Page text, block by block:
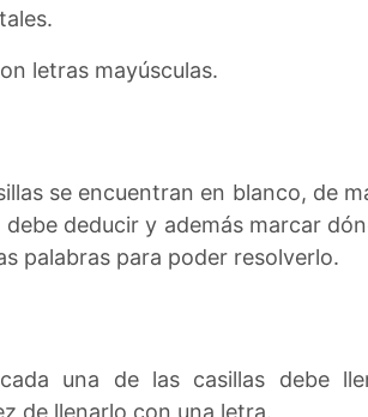
letras mayúsculas.
se encuentran en blanco, de
deducir y además marcar
palabras para poder resolverlo.
una de las casillas debe
de llenarlo con una letra.